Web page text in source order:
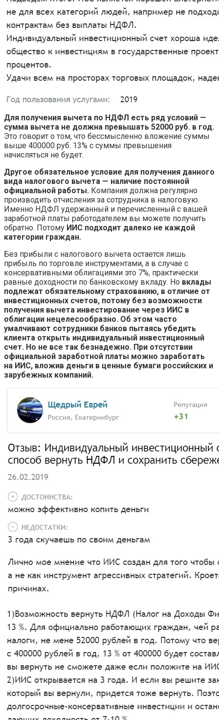
Для получения вычета по НДФЛ есть ряд условий —
сумма вычета не должна превышать 52000 руб. в год.
Это говорит о том, что бессмысленно вложение суммы
выше 400000 руб. 13% с суммы превышения
начисляться не будет.
Другое обязательное условие для получения данного
вида налогового вычета — наличие постоянной
официальной работы. Компания должна регулярно
производить отчисления за сотрудника в налоговую.
Именно НДФЛ удержанный и перечисленный с вашей
заработной платы работодателем вы можете получить
обратно. Потому ИИС подходит далеко не каждой
категории граждан.
Без прибыли с налогового вычета остается лишь
прибыль по торговле инструментами, а в случае с
консервативными облигациями это 7%, практически
равные доходности по банковскому вкладу. Но вклады
подлежат обязательному страхованию, в отличие от
инвестиционных счетов, потому без возможности
получения вычета инвестирование через ИИС в
облигации нецелесообразно. Об этом часто
умалчивают сотрудники банков пытаясь убедить
клиента открыть индивидуальный инвестиционный
счет. Но не все так безнадежно. При отсутствии
официальной заработной платы можно заработать
на ИИС, вложив деньги в ценные бумаги российских и
зарубежных компаний.